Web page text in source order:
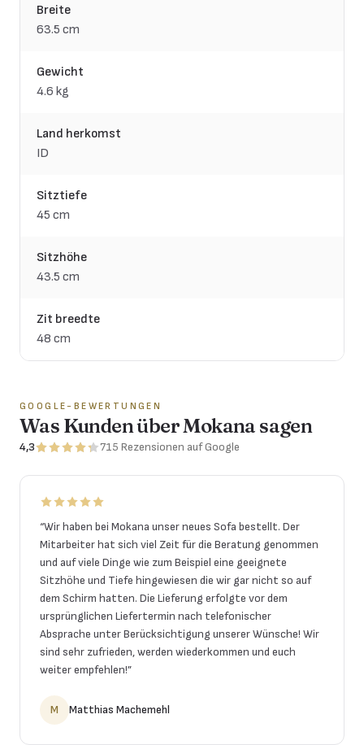
Breite
63.5 cm
Gewicht
4.6 kg
Land herkomst
ID
Sitztiefe
45 cm
Sitzhöhe
43.5 cm
Zit breedte
48 cm
GOOGLE-BEWERTUNGEN
Was Kunden über Mokana sagen
4,3 715 Rezensionen auf Google
“Wir haben bei Mokana unser neues Sofa bestellt. Der
Mitarbeiter hat sich viel Zeit für die Beratung genommen
und auf viele Dinge wie zum Beispiel eine geeignete
Sitzhöhe und Tiefe hingewiesen die wir gar nicht so auf
dem Schirm hatten. Die Lieferung erfolgte vor dem
ursprünglichen Liefertermin nach telefonischer
Absprache unter Berücksichtigung unserer Wünsche! Wir
sind sehr zufrieden, werden wiederkommen und euch
weiter empfehlen!”
M Matthias Machemehl